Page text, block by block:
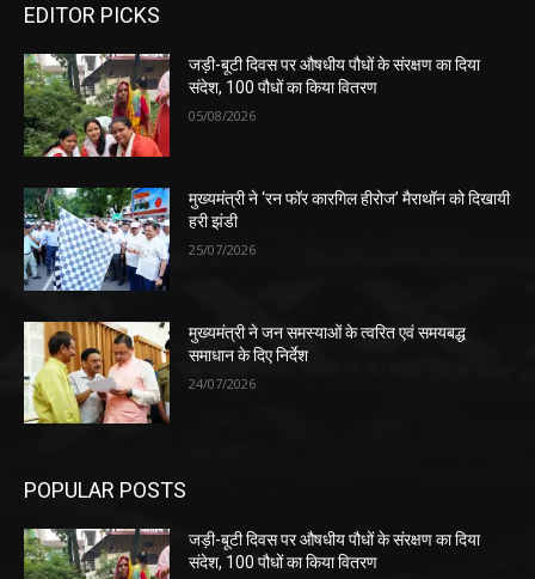
EDITOR PICKS
जड़ी-बूटी दिवस पर औषधीय पौधों के संरक्षण का दिया
संदेश, 100 पौधों का किया वितरण
05/08/2026
मुख्यमंत्री ने ‘रन फॉर कारगिल हीरोज’ मैराथॉन को दिखायी
हरी झंडी
25/07/2026
मुख्यमंत्री ने जन समस्याओं के त्वरित एवं समयबद्ध
समाधान के दिए निर्देश
24/07/2026
POPULAR POSTS
जड़ी-बूटी दिवस पर औषधीय पौधों के संरक्षण का दिया
संदेश, 100 पौधों का किया वितरण